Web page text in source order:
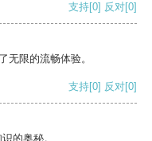
支持[0] 反对[0]
无限的流畅体验。
支持[0] 反对[0]
的奥秘。